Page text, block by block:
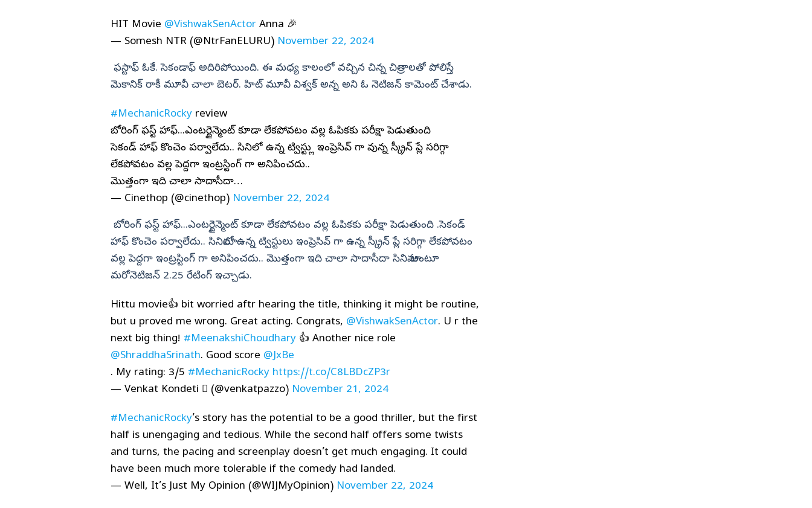
HIT Movie @VishwakSenActorAnna 🎉
— Somesh NTR (@NtrFanELURU) November 22, 2024
ఫస్టాఫ్‌ ఓకే. సెకండాఫ్‌ అదిరిపోయింది. ఈ మధ్య కాలంలో వచ్చిన చిన్న చిత్రాలతో పోలిస్తే
మెకానిక్‌ రాకీ మూవీ చాలా బెటర్‌. హిట్‌ మూవీ విశ్వక్‌ అన్న అని ఓ నెటిజన్‌ కామెంట్‌ చేశాడు.
#MechanicRockyreview
బోరింగ్ ఫస్ట్ హాఫ్...ఎంటర్టైన్మెంట్ కూడా లేకపోవటం వల్ల ఓపికకు పరీక్షా పెడుతుంది
సెకండ్ హాఫ్ కొంచెం పర్వాలేదు.. సినిమాలో ఉన్న ట్విస్ట్లు ఇంప్రెసివ్ గా వున్న స్క్రీన్ ప్లే సరిగ్గా
లేకపోవటం వల్ల పెద్దగా ఇంట్రస్టింగ్ గా అనిపించదు..
మొత్తంగా ఇది చాలా సాదాసీదా…
— Cinethop (@cinethop) November 22, 2024
బోరింగ్ ఫస్ట్ హాఫ్...ఎంటర్టైన్మెంట్ కూడా లేకపోవటం వల్ల ఓపికకు పరీక్షా పెడుతుంది .సెకండ్
హాఫ్ కొంచెం పర్వాలేదు.. సినిమాలో ఉన్న ట్విస్టులు ఇంప్రెసివ్ గా ఉన్న స్క్రీన్ ప్లే సరిగ్గా లేకపోవటం
వల్ల పెద్దగా ఇంట్రస్టింగ్ గా అనిపించదు.. మొత్తంగా ఇది చాలా సాదాసీదా సినిమా అంటూ
మరోనెటిజన్‌ 2.25 రేటింగ్‌ ఇచ్చాడు.
Hittu movie👍 bit worried aftr hearing the title, thinking it might be routine,
but u proved me wrong. Great acting. Congrats, @VishwakSenActor. U r the
next big thing! #MeenakshiChoudhary👍 Another nice role
@ShraddhaSrinath. Good score @JxBe
. My rating: 3/5 #MechanicRocky https://t.co/C8LBDcZP3r
— Venkat Kondeti  (@venkatpazzo) November 21, 2024
#MechanicRocky’s story has the potential to be a good thriller, but the first
half is unengaging and tedious. While the second half offers some twists
and turns, the pacing and screenplay doesn’t get much engaging. It could
have been much more tolerable if the comedy had landed.
— Well, It’s Just My Opinion (@WIJMyOpinion) November 22, 2024